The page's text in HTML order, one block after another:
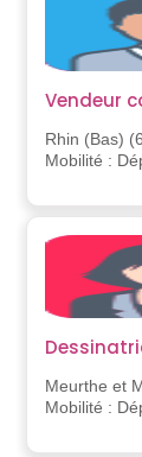
Vendeur
Rhin (Bas)
Mobilité :
Meurthe et
Mobilité :